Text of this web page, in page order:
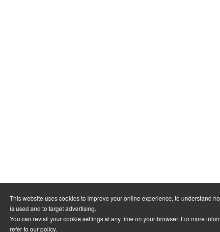
This website uses cookies to improve your online experience, to understand
is used and to target advertising.
You can revisit your cookie settings at any time on your browser. For more
refer to our policy.